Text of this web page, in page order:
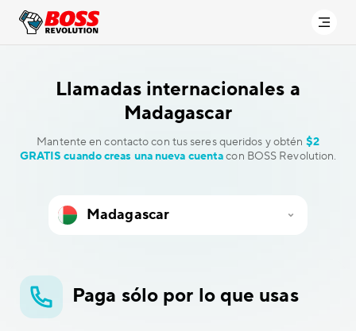
Llamadas internacionales a
Madagascar
Mantente en contacto con tus seres queridos y obtén $2
GRATIS cuando creas una nueva cuentacon BOSS Revolution.
Paga sólo por lo que usas